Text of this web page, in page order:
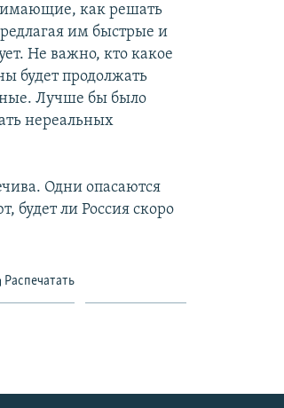
как решать
им быстрые и
Не важно, кто какое
будет продолжать
Лучше бы было
нереальных
Одни опасаются
будет ли Россия скоро
Распечатать